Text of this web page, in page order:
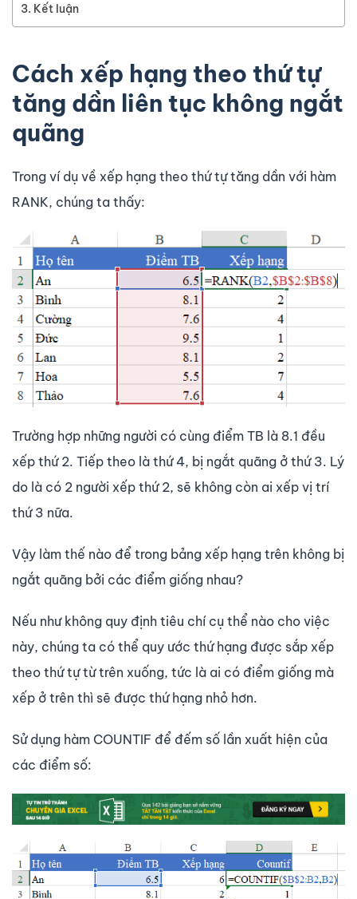
Kết luận
Cách xếp hạng theo thứ tự
tăng dần liên tục không ngắt
quãng
Trong ví dụ về xếp hạng theo thứ tự tăng dần với hàm
RANK, chúng ta thấy:
Trường hợp những người có cùng điểm TB là 8.1 đều
xếp thứ 2. Tiếp theo là thứ 4, bị ngắt quãng ở thứ 3. Lý
do là có 2 người xếp thứ 2, sẽ không còn ai xếp vị trí
thứ 3 nữa.
Vậy làm thế nào để trong bảng xếp hạng trên không bị
ngắt quãng bởi các điểm giống nhau?
Nếu như không quy định tiêu chí cụ thể nào cho việc
này, chúng ta có thể quy ước thứ hạng được sắp xếp
theo thứ tự từ trên xuống, tức là ai có điểm giống mà
xếp ở trên thì sẽ được thứ hạng nhỏ hơn.
Sử dụng hàm COUNTIF để đếm số lần xuất hiện của
các điểm số: